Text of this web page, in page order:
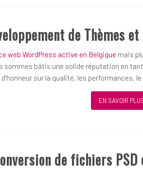
de Thèmes
web WordPress active en Belgique mais
bâtis une solide réputation en tant
sur la qualité, les performances,
EN SAVOIR
de fichiers